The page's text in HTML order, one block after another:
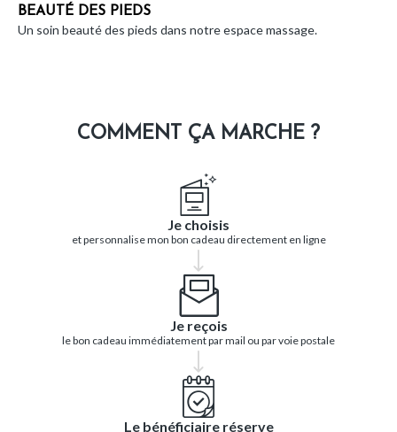
BEAUTÉ DES PIEDS
Un soin beauté des pieds dans notre espace massage.
COMMENT ÇA MARCHE ?
Je choisis
et personnalise mon bon cadeau directement en ligne
Je reçois
le bon cadeau immédiatement par mail ou par voie postale
Le bénéficiaire réserve